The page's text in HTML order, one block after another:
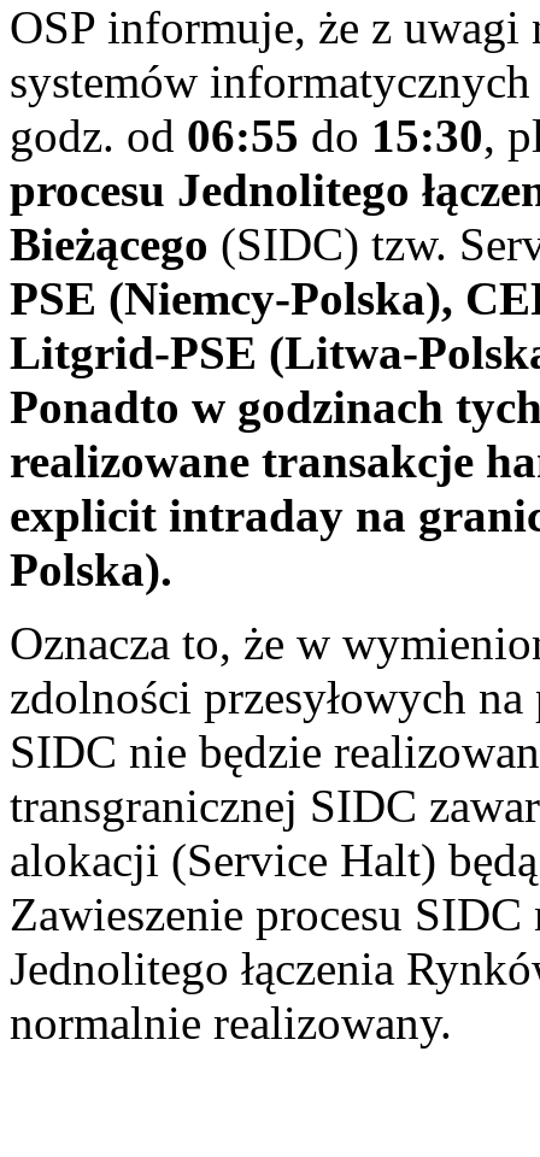
OSP informuje, że z uwagi
systemów
godz. od 06:55 do 15:30,
procesu Jednolitego
Bieżącego (SIDC) tzw.
PSE (Niemcy-Polska),
Litgrid-PSE (Litwa-
Ponadto w godzinach
realizowane transakcje
explicit intraday na
Polska).
Oznacza to, że w
zdolności przesyłowych
SIDC nie będzie
transgranicznej SIDC
alokacji (Service Halt)
Zawieszenie procesu SIDC
Jednolitego łączenia
normalnie realizowany.